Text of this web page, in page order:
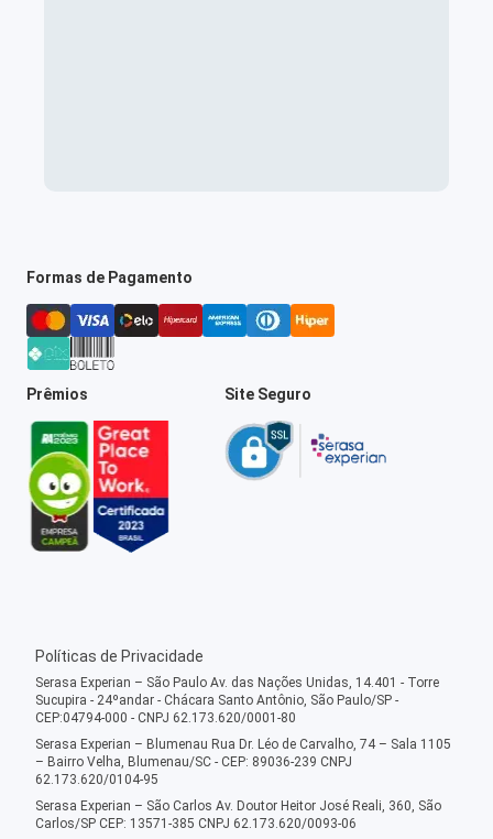
Formas de Pagamento
Prêmios Site Seguro
Políticas de Privacidade
Serasa Experian – São Paulo Av. das Nações Unidas, 14.401 - Torre
Sucupira - 24ºandar - Chácara Santo Antônio, São Paulo/SP -
CEP:04794-000 - CNPJ 62.173.620/0001-80
Serasa Experian – Blumenau Rua Dr. Léo de Carvalho, 74 – Sala 1105
– Bairro Velha, Blumenau/SC - CEP: 89036-239 CNPJ
62.173.620/0104-95
Serasa Experian – São Carlos Av. Doutor Heitor José Reali, 360, São
Carlos/SP CEP: 13571-385 CNPJ 62.173.620/0093-06